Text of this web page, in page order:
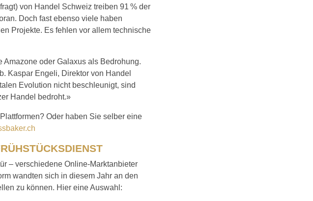
von Handel Schweiz treiben 91 % der
Doch fast ebenso viele haben
Projekte. Es fehlen vor allem technische
oder Galaxus als Bedrohung.
Kaspar Engeli, Direktor von Handel
Evolution nicht beschleunigt, sind
Handel bedroht.»
Oder haben Sie selber eine
– verschiedene Online-Marktanbieter
wandten sich in diesem Jahr an den
zu können. Hier eine Auswahl: